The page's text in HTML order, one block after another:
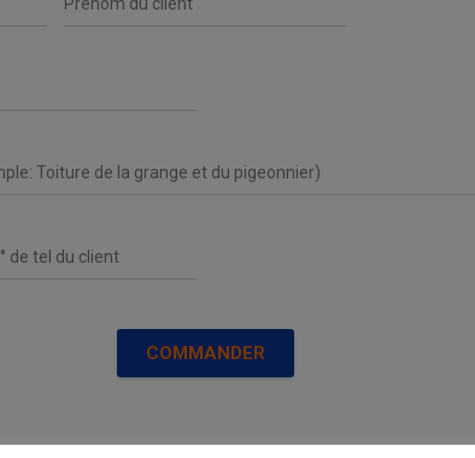
COMMANDER